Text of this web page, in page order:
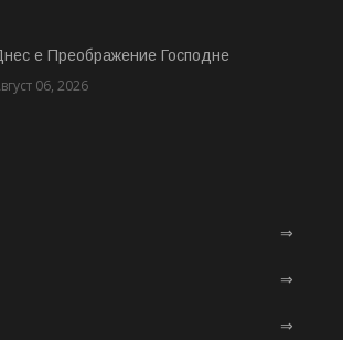
е Преображение Господне
06, 2026
⇒
⇒
⇒